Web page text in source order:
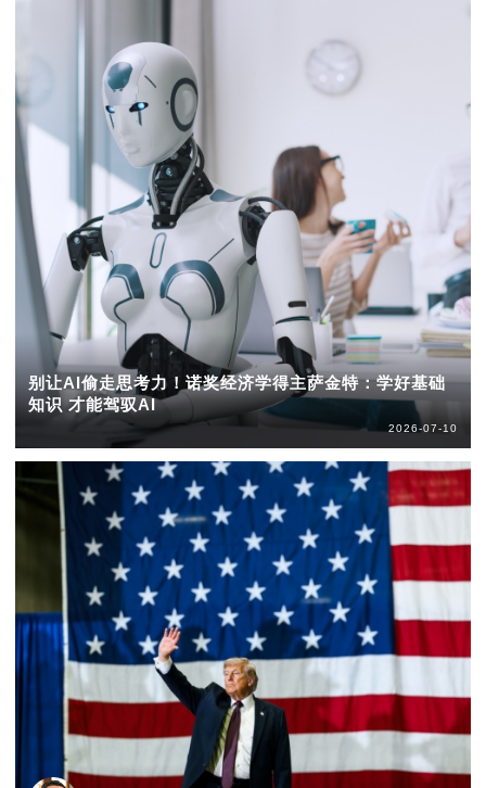
别让AI偷走思考力！诺奖经济学得主萨金特：学好基础
知识 才能驾驭AI
2026-07-10